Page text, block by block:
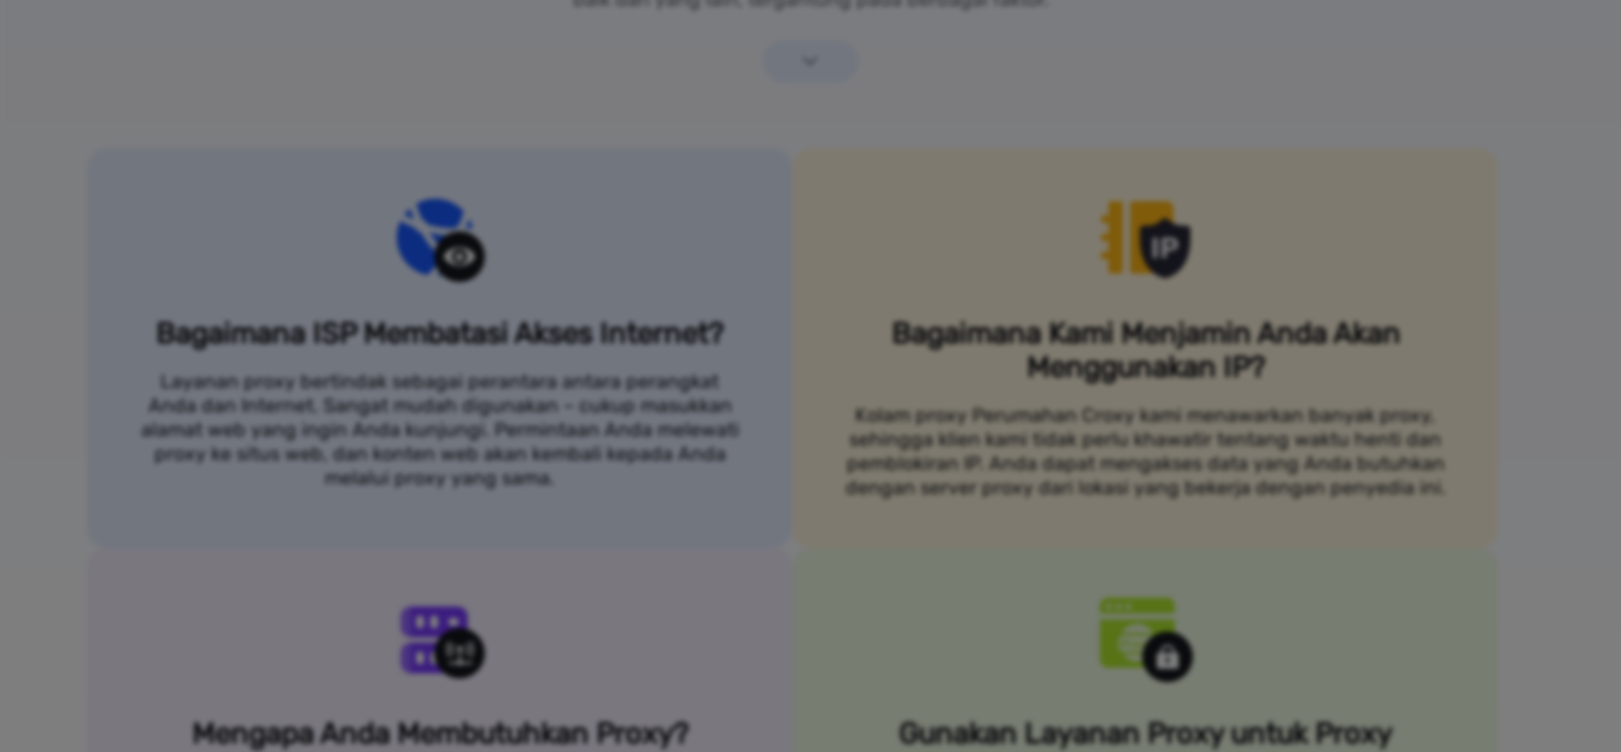
Bagaimana ISP Membatasi Akses Internet?
Layanan proxy bertindak sebagai perantara antara perangkat
Anda dan Internet. Sangat mudah digunakan – cukup masukkan
alamat web yang ingin Anda kunjungi. Permintaan Anda melewati
proxy ke situs web, dan konten web akan kembali kepada Anda
melalui proxy yang sama.
Bagaimana Kami Menjamin Anda Akan
Menggunakan IP?
Kolam proxy Perumahan Croxy kami menawarkan banyak proxy,
sehingga klien kami tidak perlu khawatir tentang waktu henti dan
pemblokiran IP. Anda dapat mengakses data yang Anda butuhkan
dengan server proxy dari lokasi yang bekerja dengan penyedia ini.
Mengapa Anda Membutuhkan Proxy? Gunakan Layanan Proxy untuk Proxy